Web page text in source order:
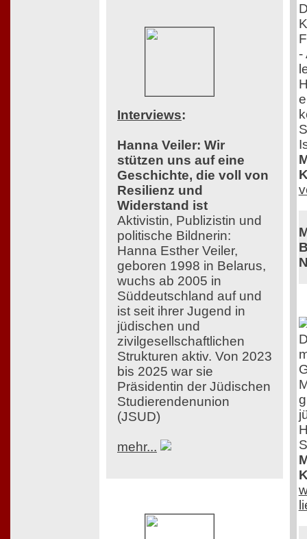
Interviews:
Hanna Veiler: Wir
stützen uns auf eine
Geschichte, die voll von
Resilienz und
Widerstand ist
Aktivistin, Publizistin und
politische Bildnerin:
Hanna Esther Veiler,
geboren 1998 in Belarus,
wuchs ab 2005 in
Süddeutschland auf und
ist seit ihrer Jugend in
jüdischen und
zivilgesellschaftlichen
Strukturen aktiv. Von 2023
bis 2025 war sie
Präsidentin der Jüdischen
Studierendenunion
(JSUD)
mehr...
-